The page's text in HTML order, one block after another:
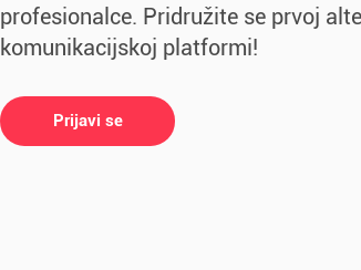
profesionalce. Pridružite se prvoj
komunikacijskoj platformi!
Prijavi se